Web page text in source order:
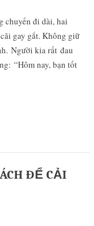
chuyến đi dài, hai
gay gắt. Không giữ
Người kia rất đau
“Hôm nay, bạn tốt
ĐỂ CẢI